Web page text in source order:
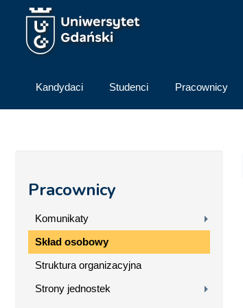
Przejdź do treści
Kandydaci Studenci Pracownicy
Pracownicy
Komunikaty
Skład osobowy
Struktura organizacyjna
Strony jednostek